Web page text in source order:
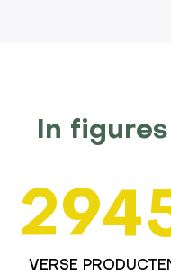
In figures
VERSE